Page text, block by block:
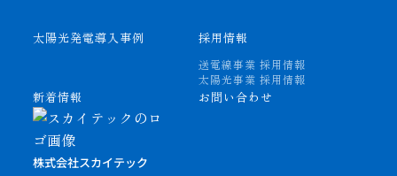
株式会社スカイテック
太陽光発電導入事例 採用情報
送電線事業 採用情報
太陽光事業 採用情報
新着情報 お問い合わせ